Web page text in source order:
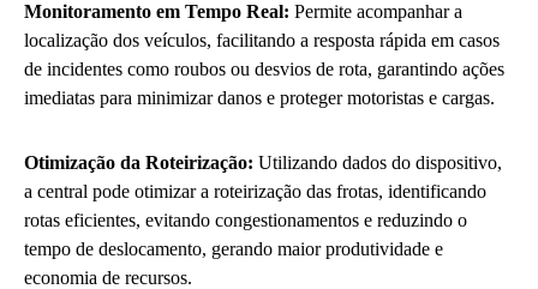
Monitoramento em Tempo Real: Permite acompanhar a
localização dos veículos, facilitando a resposta rápida em casos
de incidentes como roubos ou desvios de rota, garantindo ações
imediatas para minimizar danos e proteger motoristas e cargas.
Otimização da Roteirização: Utilizando dados do dispositivo,
a central pode otimizar a roteirização das frotas, identificando
rotas eficientes, evitando congestionamentos e reduzindo o
tempo de deslocamento, gerando maior produtividade e
economia de recursos.